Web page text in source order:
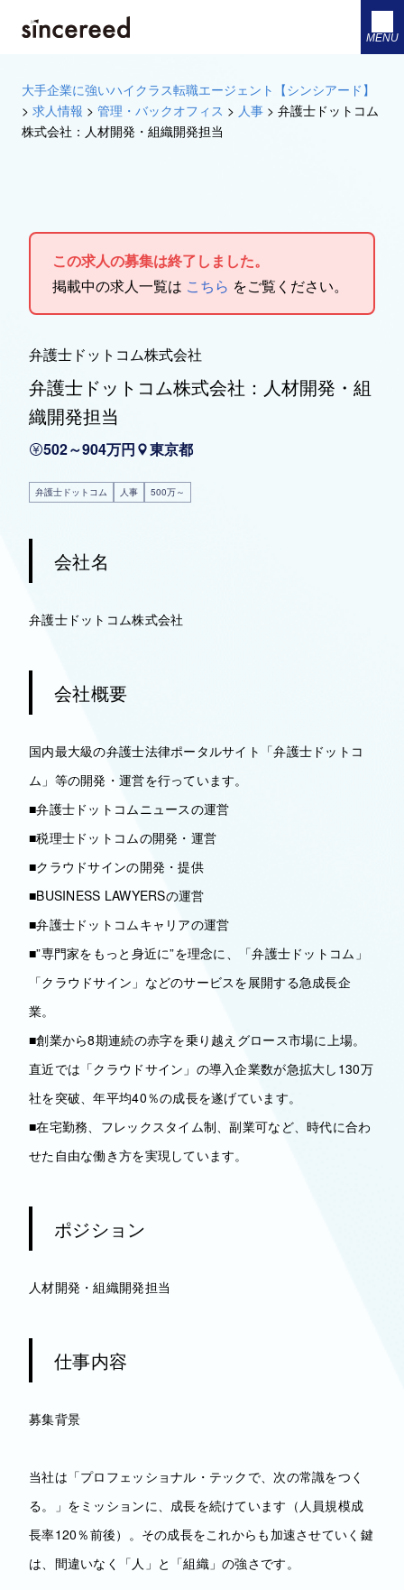
MENU
大手企業に強いハイクラス転職エージェント【シンシアード】
> 求人情報 > 管理・バックオフィス > 人事 > 弁護士ドットコム
株式会社：人材開発・組織開発担当
この求人の募集は終了しました。
掲載中の求人一覧は こちら をご覧ください。
弁護士ドットコム株式会社
弁護士ドットコム株式会社：人材開発・組
織開発担当
502～904万円 東京都
弁護士ドットコム 人事 500万～
会社名
弁護士ドットコム株式会社
会社概要
国内最大級の弁護士法律ポータルサイト「弁護士ドットコ
ム」等の開発・運営を行っています。
■弁護士ドットコムニュースの運営
■税理士ドットコムの開発・運営
■クラウドサインの開発・提供
■BUSINESS LAWYERSの運営
■弁護士ドットコムキャリアの運営
■”専門家をもっと身近に”を理念に、「弁護士ドットコム」
「クラウドサイン」などのサービスを展開する急成長企
業。
■創業から8期連続の赤字を乗り越えグロース市場に上場。
直近では「クラウドサイン」の導入企業数が急拡大し130万
社を突破、年平均40％の成長を遂げています。
■在宅勤務、フレックスタイム制、副業可など、時代に合わ
せた自由な働き方を実現しています。
ポジション
人材開発・組織開発担当
仕事内容
募集背景
当社は「プロフェッショナル・テックで、次の常識をつく
る。」をミッションに、成長を続けています（人員規模成
長率120％前後）。その成長をこれからも加速させていく鍵
は、間違いなく「人」と「組織」の強さです。